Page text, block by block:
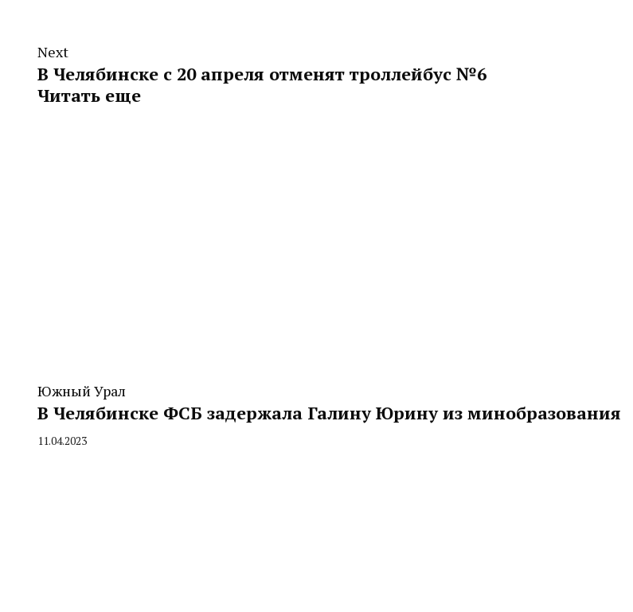
Next
В Челябинске с 20 апреля отменят троллейбус №6
Читать еще
Южный Урал
В Челябинске ФСБ задержала Галину Юрину из минобразования
By
11.04.2023